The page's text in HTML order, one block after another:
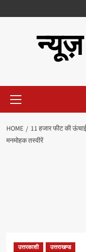
HOME
11 हजार फीट की
मनमोहक तस्वीरें
उत्तरकाशी उत्तराखण्ड